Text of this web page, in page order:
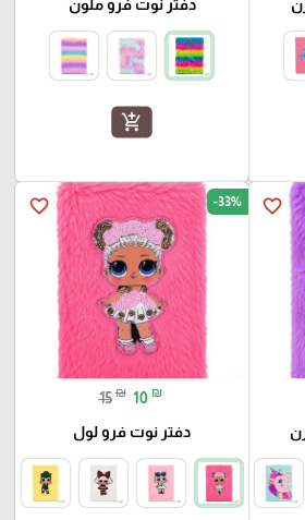
دفتر نوت فرو ملون
add_shopping_cart
favorite_border
favorite_border -33%
15 ₪ 10 ₪
دفتر نوت فرو لول